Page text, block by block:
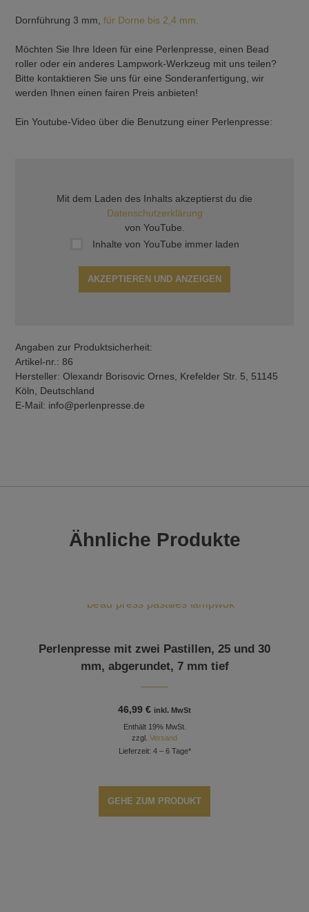
Dornführung 3 mm,für Dorne bis 2,4 mm.
Möchten Sie Ihre Ideen für eine Perlenpresse, einen Bead
roller oder ein anderes Lampwork-Werkzeug mit uns teilen?
Bitte kontaktieren Sie uns für eine Sonderanfertigung, wir
werden Ihnen einen fairen Preis anbieten!
Ein Youtube-Video über die Benutzung einer Perlenpresse:
Mit dem Laden des Inhalts akzeptierst du die
Datenschutzerklärung
von YouTube.
Inhalte von YouTube immer laden
AKZEPTIEREN UND ANZEIGEN
Angaben zur Produktsicherheit:
Artikel-nr.: 86
Hersteller: Olexandr Borisovic Ornes, Krefelder Str. 5, 51145
Köln, Deutschland
E-Mail: info@perlenpresse.de
Ähnliche Produkte
Perlenpresse mit zwei Pastillen, 25 und 30
mm, abgerundet, 7 mm tief
46,99€ inkl. MwSt
Enthält 19% MwSt.
zzgl.Versand
Lieferzeit: 4 – 6 Tage*
GEHE ZUM PRODUKT